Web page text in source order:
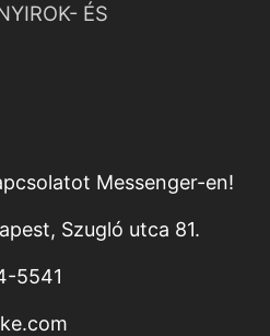
ÉS
Messenger-en!
Szugló utca 81.
5541